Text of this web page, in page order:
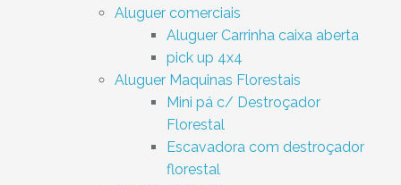
Aluguer comerciais
Aluguer Carrinha caixa aberta
pick up 4x4
Aluguer Maquinas Florestais
Mini pá c/ Destroçador
Florestal
Escavadora com destroçador
florestal